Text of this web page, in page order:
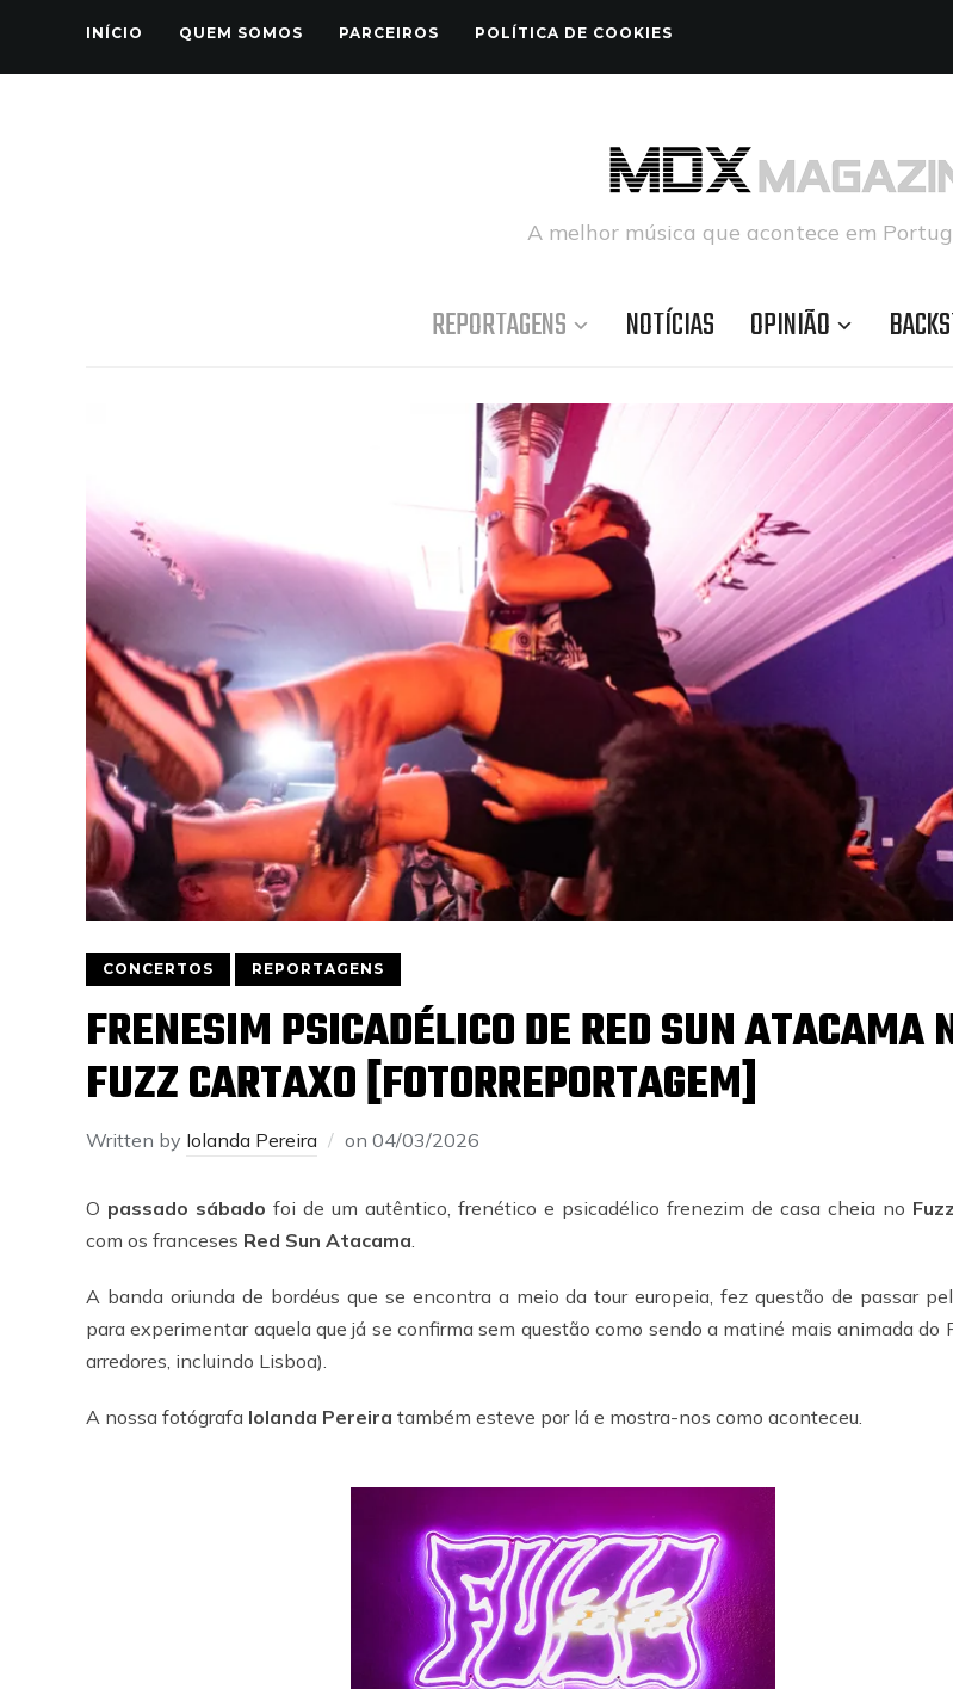
INÍCIO QUEM SOMOS PARCEIROS POLÍTICA DE COOKIES
A melhor música que acontece em
REPORTAGENS NOTÍCIAS OPINIÃO
CONCERTOS REPORTAGENS
FRENESIM PSICADÉLICO DE RED SUN ATACAMA
FUZZ CARTAXO [FOTORREPORTAGEM]
Written by Iolanda Pereira on 04/03/2026
O passado sábado foi de um autêntico, frenético e psicadélico frenezim de casa cheia no
com os franceses Red Sun Atacama
A banda oriunda de bordéus que se encontra a meio da tour europeia, fez questão de passar
para experimentar aquela que já se confirma sem questão como sendo a matiné mais animada do
arredores, incluindo Lisboa).
A nossa fotógrafa Iolanda Pereira também esteve por lá e mostra-nos como aconteceu.